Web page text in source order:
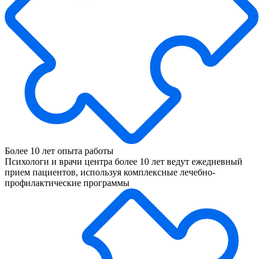
Более 10 лет опыта работы
Психологи и врачи центра более 10 лет ведут ежедневный
прием пациентов, используя комплексные лечебно-
профилактические программы